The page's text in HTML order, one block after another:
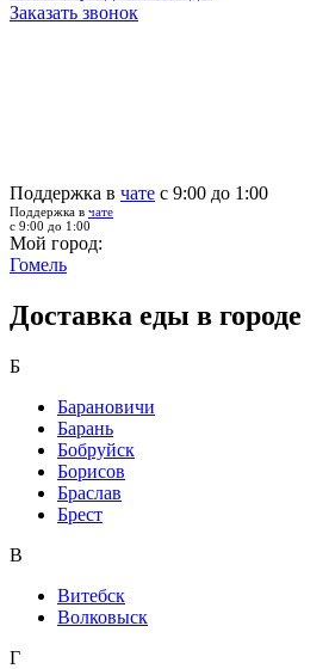
Заказать звонок
Поддержка в чате с 9:00 до 1:00
Поддержка в чате
с 9:00 до 1:00
Мой город:
Гомель
Доставка еды в городе
Б
Барановичи
Барань
Бобруйск
Борисов
Браслав
Брест
В
Витебск
Волковыск
Г